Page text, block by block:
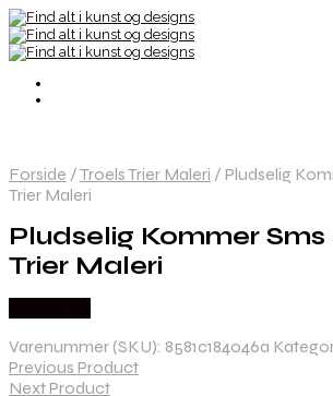
Forside /Troels Trier Maleri / Pludselig
Trier Maleri
Pludselig Kommer Sms
Trier Maleri
Varenummer (SKU): 8581c184046a
Previous Product
Next Product